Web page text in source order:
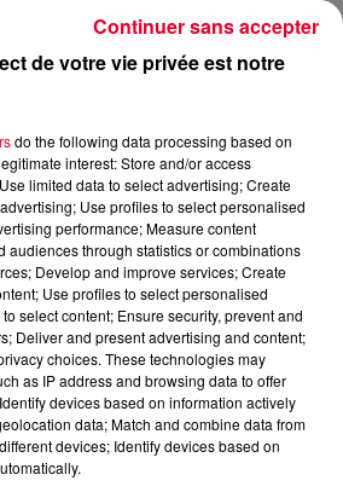
: REVOIR LE SET DE LEMARQUIS !
à 8h51 par La rédaction
de votre vie privée est notre
do the following data processing based on
interest: Store and/or access
limited data to select advertising; Create
Use profiles to select personalised
performance; Measure content
audiences through statistics or combinations
Develop and improve services; Create
Use profiles to select personalised
select content; Ensure security, prevent and
Deliver and present advertising and content;
choices. These technologies may
as IP address and browsing data to offer
devices based on information actively
data; Match and combine data from
devices; Identify devices based on
Continuer sans accepter